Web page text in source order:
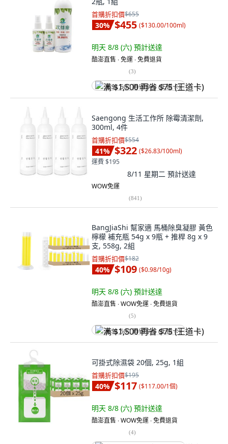
首購折扣價$655
30% $455 ($130.00/100ml)
明天 8/8 (六) 預計送達
酷澎直售 ∙ 免運 ∙ 免費退貨
(3)
满 $1,500 再省 $75 (王道卡)
Saengong 生活工作所 除霉清潔劑,
300ml, 4件
首購折扣價$554
41% $322 ($26.83/100ml)
運費 $195
8/11 星期二 預計送達
WOW免運
(841)
BangJiaShi 幫家適 馬桶除臭凝膠 黃色
檸檬 補充瓶 54g x 9瓶 + 推桿 8g x 9
支, 558g, 2組
首購折扣價$182
40% $109 ($0.98/10g)
明天 8/8 (六) 預計送達
酷澎直售 ∙ WOW免運 ∙ 免費退貨
(5)
满 $1,500 再省 $75 (王道卡)
可掛式除濕袋 20個, 25g, 1組
首購折扣價$195
40% $117 ($117.00/1個)
明天 8/8 (六) 預計送達
酷澎直售 ∙ WOW免運 ∙ 免費退貨
(4)